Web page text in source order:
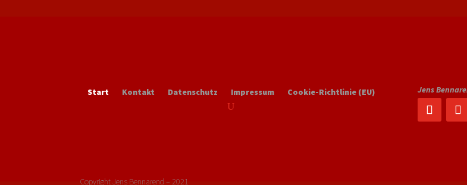
Start Kontakt Datenschutz Impressum Cookie-Richtlinie (EU) Jens
Copyright Jens Bennarend – 2021